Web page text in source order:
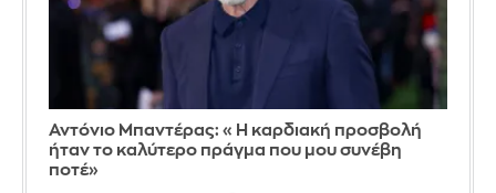
Αντόνιο Μπαντέρας: «Η καρδιακή προσβολή
ήταν το καλύτερο πράγμα που μου συνέβη
ποτέ»